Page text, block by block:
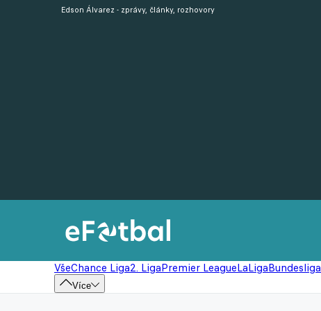
VšeChance Liga2. LigaPremier LeagueLaLigaBundesliga
Více
Edson Álvarez - zprávy, články, rozhovory